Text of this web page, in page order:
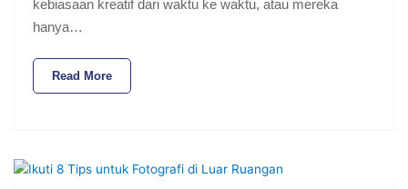
kebiasaan kreatif dari waktu ke waktu, atau mereka
hanya…
Read More